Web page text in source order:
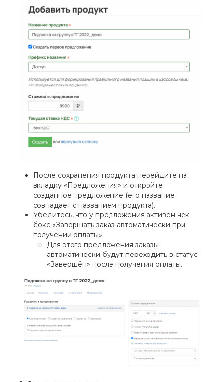
После сохранения продукта перейдите на
вкладку «Предложения» и откройте
созданное предложение (его название
совпадает с названием продукта).
Убедитесь, что у предложения активен чек-
бокс «Завершать заказ автоматически при
получении оплаты».
Для этого предложения заказы
автоматически будут переходить в статус
«Завершён» после получения оплаты.